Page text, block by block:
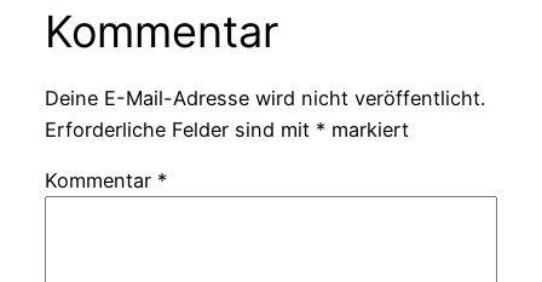
Kommentar
Deine E-Mail-Adresse wird nicht veröffentlicht.
Erforderliche Felder sind mit * markiert
Kommentar *